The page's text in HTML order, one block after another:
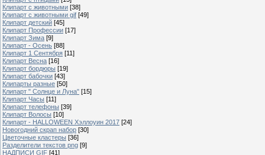
Клипарт с животными [38]
Клипарт с животными gif [49]
Клипарт детский [45]
Клипарт Профессии [17]
Клипарт Зима [9]
Клипарт - Осень [88]
Клипарт 1 Сентября [11]
Клипарт Весна [16]
Клипарт бордюры [19]
Клипарт бабочки [43]
Клипарты разные [50]
Клипарт " Солнце и Луна" [15]
Клипарт Часы [11]
Клипарт телефоны [39]
Клипарт Волосы [10]
Клипарт - HALLOWEEN Хэллоуин 2017 [24]
Новогодний скрап набор [30]
Цветочные кластеры [36]
Разделители текстов png [9]
НАДПИСИ GIF [41]